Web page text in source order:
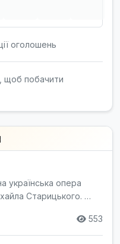
оголошень
щоб побачити
українська опера
Старицького. …
553